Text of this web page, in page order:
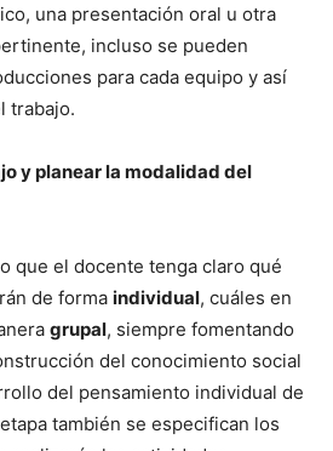
una presentación oral u otra
incluso se pueden
para cada equipo y así
trabajo.
y planear la modalidad del
que el docente tenga claro qué
de forma individual, cuáles en
grupal, siempre fomentando
del conocimiento social
del pensamiento individual de
también se especifican los